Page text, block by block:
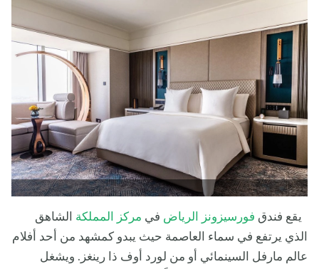
يقع فندق فورسيزونز الرياض في مركز المملكة الشاهق
الذي يرتفع في سماء العاصمة حيث يبدو كمشهد من أحد أفلام
عالم مارفل السينمائي أو من لورد أوف ذا رينغز. ويشغل